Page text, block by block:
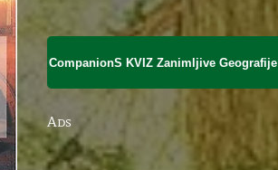
CompanionS KVIZ Zanimljive Geografije
Ads